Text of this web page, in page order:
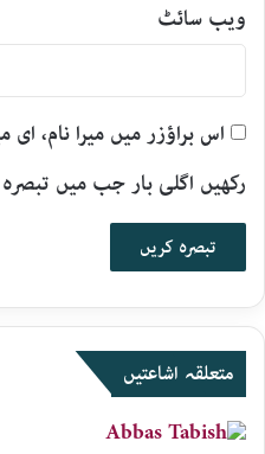
ویب‌ سائٹ
اس براؤزر میں میرا نام،
رکھیں اگلی بار جب میں
متعلقہ اشاعتیں